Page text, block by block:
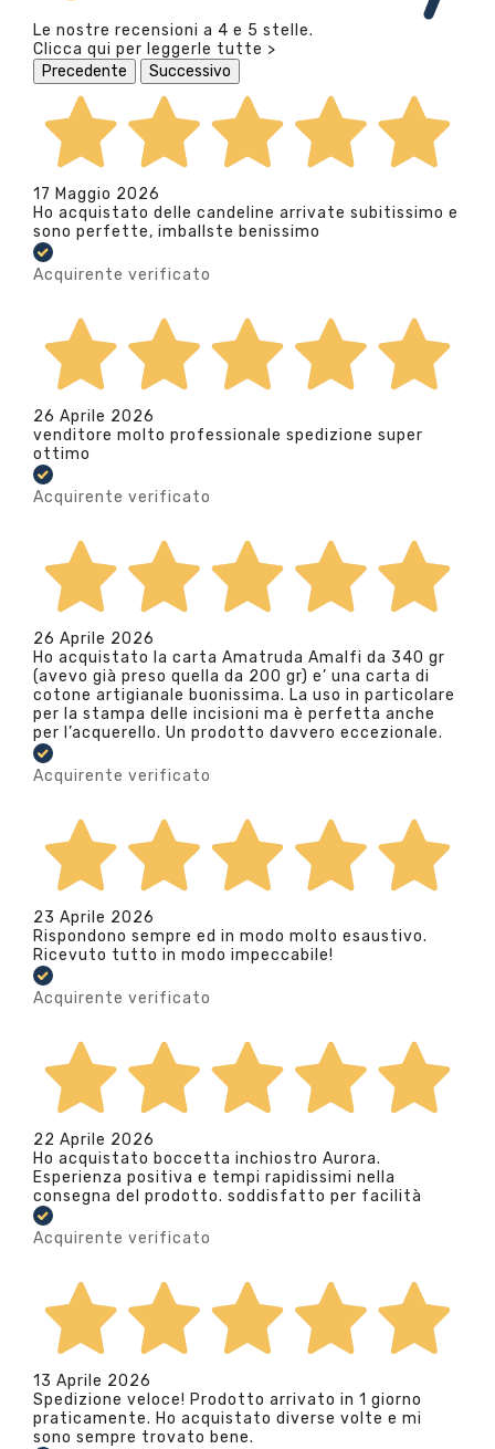
Le nostre recensioni a 4 e 5 stelle.
Clicca qui per leggerle tutte >
Precedente
Successivo
17 Maggio 2026
Ho acquistato delle candeline arrivate subitissimo e
sono perfette, imballste benissimo
Acquirente verificato
26 Aprile 2026
venditore molto professionale spedizione super
ottimo
Acquirente verificato
26 Aprile 2026
Ho acquistato la carta Amatruda Amalfi da 340 gr
(avevo già preso quella da 200 gr) e’ una carta di
cotone artigianale buonissima. La uso in particolare
per la stampa delle incisioni ma è perfetta anche
per l’acquerello. Un prodotto davvero eccezionale.
Acquirente verificato
23 Aprile 2026
Rispondono sempre ed in modo molto esaustivo.
Ricevuto tutto in modo impeccabile!
Acquirente verificato
22 Aprile 2026
Ho acquistato boccetta inchiostro Aurora.
Esperienza positiva e tempi rapidissimi nella
consegna del prodotto. soddisfatto per facilità
Acquirente verificato
13 Aprile 2026
Spedizione veloce! Prodotto arrivato in 1 giorno
praticamente. Ho acquistato diverse volte e mi
sono sempre trovato bene.